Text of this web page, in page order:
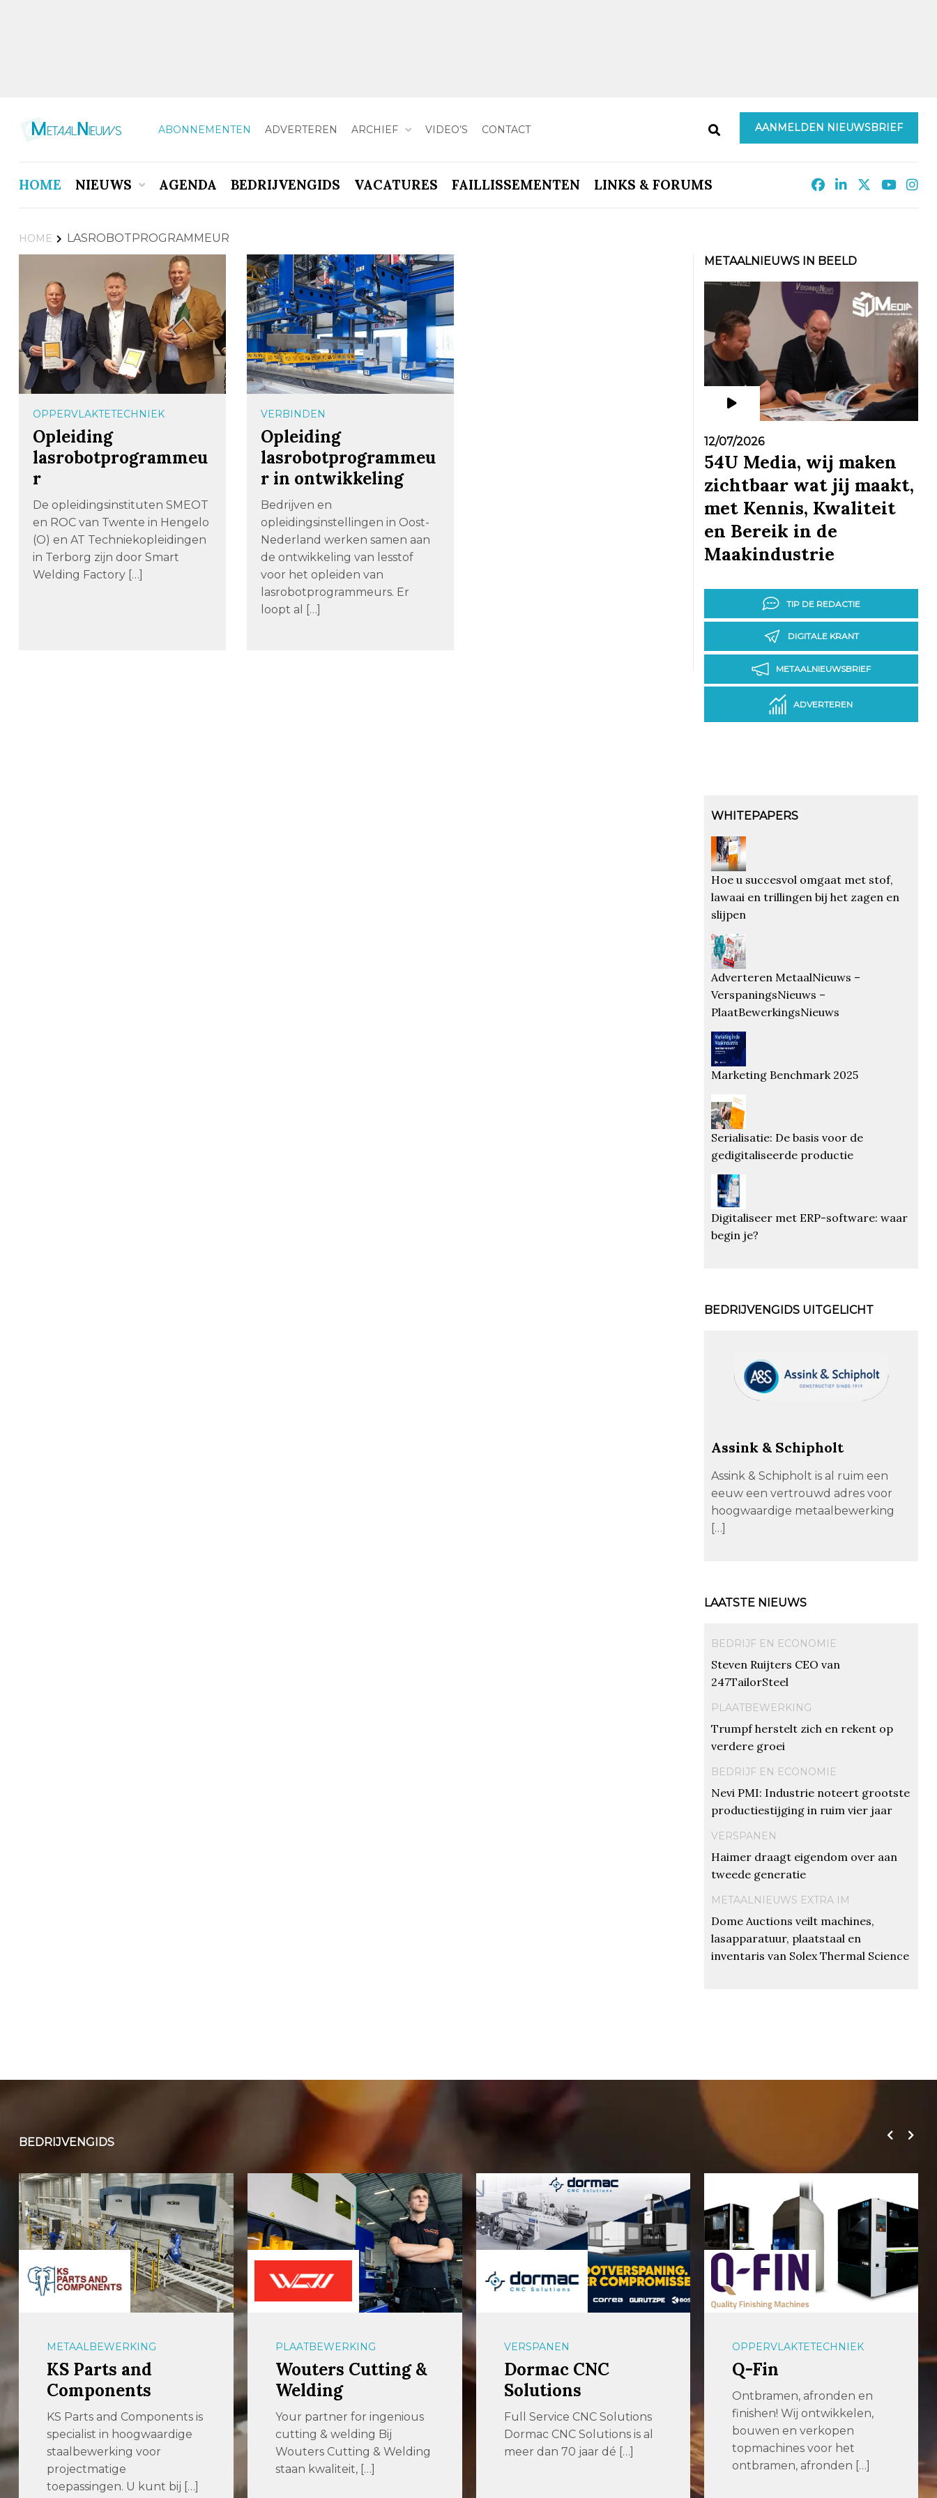
ABONNEMENTEN ADVERTEREN ARCHIEF VIDEO’S CONTACT AANMELDEN NIEUWSBRIEF
HOME NIEUWS AGENDA BEDRIJVENGIDS VACATURES FAILLISSEMENTEN LINKS & FORUMS
HOME LASROBOTPROGRAMMEUR
OPPERVLAKTETECHNIEK
Opleiding
lasrobotprogrammeu
r
De opleidingsinstituten SMEOT
en ROC van Twente in Hengelo
(O) en AT Techniekopleidingen
in Terborg zijn door Smart
Welding Factory […]
VERBINDEN
Opleiding
lasrobotprogrammeu
r in ontwikkeling
Bedrijven en
opleidingsinstellingen in Oost-
Nederland werken samen aan
de ontwikkeling van lesstof
voor het opleiden van
lasrobotprogrammeurs. Er
loopt al […]
METAALNIEUWS IN BEELD
12/07/2026
54U Media, wij maken
zichtbaar wat jij maakt,
met Kennis, Kwaliteit
en Bereik in de
Maakindustrie
TIP DE REDACTIE
DIGITALE KRANT
METAALNIEUWSBRIEF
ADVERTEREN
WHITEPAPERS
Hoe u succesvol omgaat met stof,
lawaai en trillingen bij het zagen en
slijpen
Adverteren MetaalNieuws –
VerspaningsNieuws –
PlaatBewerkingsNieuws
Marketing Benchmark 2025
Serialisatie: De basis voor de
gedigitaliseerde productie
Digitaliseer met ERP-software: waar
begin je?
BEDRIJVENGIDS UITGELICHT
Assink & Schipholt
Assink & Schipholt is al ruim een
eeuw een vertrouwd adres voor
hoogwaardige metaalbewerking
[…]
LAATSTE NIEUWS
BEDRIJF EN ECONOMIE
Steven Ruijters CEO van
247TailorSteel
PLAATBEWERKING
Trumpf herstelt zich en rekent op
verdere groei
BEDRIJF EN ECONOMIE
Nevi PMI: Industrie noteert grootste
productiestijging in ruim vier jaar
VERSPANEN
Haimer draagt eigendom over aan
tweede generatie
METAALNIEUWS EXTRA IM
Dome Auctions veilt machines,
lasapparatuur, plaatstaal en
inventaris van Solex Thermal Science
BEDRIJVENGIDS
METAALBEWERKING
KS Parts and
Components
KS Parts and Components is
specialist in hoogwaardige
staalbewerking voor
projectmatige
toepassingen. U kunt bij […]
PLAATBEWERKING
Wouters Cutting &
Welding
Your partner for ingenious
cutting & welding Bij
Wouters Cutting & Welding
staan kwaliteit, […]
VERSPANEN
Dormac CNC
Solutions
Full Service CNC Solutions
Dormac CNC Solutions is al
meer dan 70 jaar dé […]
OPPERVLAKTETECHNIEK
Q-Fin
Ontbramen, afronden en
finishen! Wij ontwikkelen,
bouwen en verkopen
topmachines voor het
ontbramen, afronden […]